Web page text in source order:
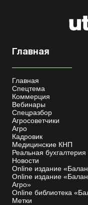
Главная
Главная
Спецтема
Коммерция
Вебинары
Спецразбор
Агросоветчики
Агро
Кадровик
Медицинские КНП
Реальная бухгалтерия
Новости
Online издание
Online издание
Агро»
Online библиотека
Метки